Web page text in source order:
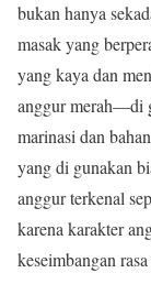
bukan hanya
masak yang
yang kaya dan
anggur merah—di
marinasi dan
yang di gunakan
anggur terkenal
karena karakter
keseimbangan